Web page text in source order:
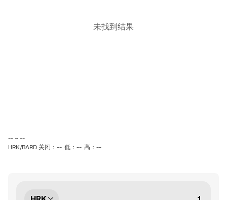
未找到结果
-- ~ --
HRK/BARD 关闭：-- 低：-- 高：--